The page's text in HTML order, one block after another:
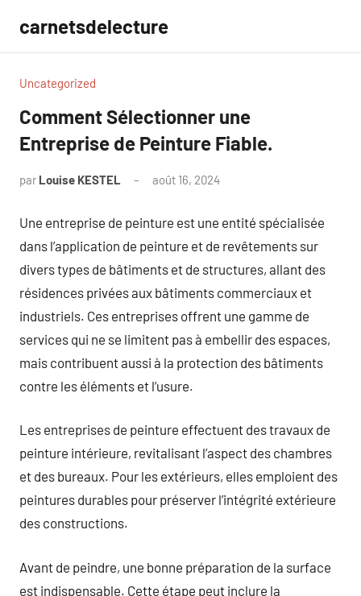
contenu
carnetsdelecture
Uncategorized
Comment Sélectionner une
Entreprise de Peinture Fiable.
par Louise KESTEL août 16, 2024
Une entreprise de peinture est une entité spécialisée
dans l’application de peinture et de revêtements sur
divers types de bâtiments et de structures, allant des
résidences privées aux bâtiments commerciaux et
industriels. Ces entreprises offrent une gamme de
services qui ne se limitent pas à embellir des espaces,
mais contribuent aussi à la protection des bâtiments
contre les éléments et l’usure.
Les entreprises de peinture effectuent des travaux de
peinture intérieure, revitalisant l’aspect des chambres
et des bureaux. Pour les extérieurs, elles emploient des
peintures durables pour préserver l’intégrité extérieure
des constructions.
Avant de peindre, une bonne préparation de la surface
est indispensable. Cette étape peut inclure la